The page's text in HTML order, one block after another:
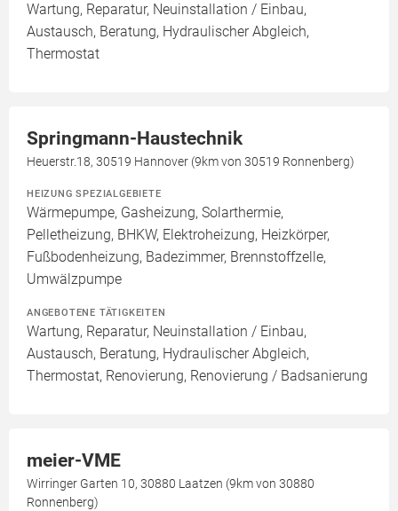
Wartung, Reparatur, Neuinstallation / Einbau,
Austausch, Beratung, Hydraulischer Abgleich,
Thermostat
Springmann-Haustechnik
Heuerstr.18, 30519 Hannover (9km von 30519 Ronnenberg)
HEIZUNG SPEZIALGEBIETE
Wärmepumpe, Gasheizung, Solarthermie,
Pelletheizung, BHKW, Elektroheizung, Heizkörper,
Fußbodenheizung, Badezimmer, Brennstoffzelle,
Umwälzpumpe
ANGEBOTENE TÄTIGKEITEN
Wartung, Reparatur, Neuinstallation / Einbau,
Austausch, Beratung, Hydraulischer Abgleich,
Thermostat, Renovierung, Renovierung / Badsanierung
meier-VME
Wirringer Garten 10, 30880 Laatzen (9km von 30880
Ronnenberg)